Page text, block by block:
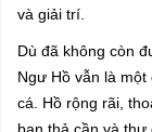
và giải trí.
Dù đã không còn
Ngư Hồ vẫn là
cá. Hồ rộng rãi,